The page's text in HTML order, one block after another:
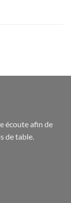
écoute afin de
de table.